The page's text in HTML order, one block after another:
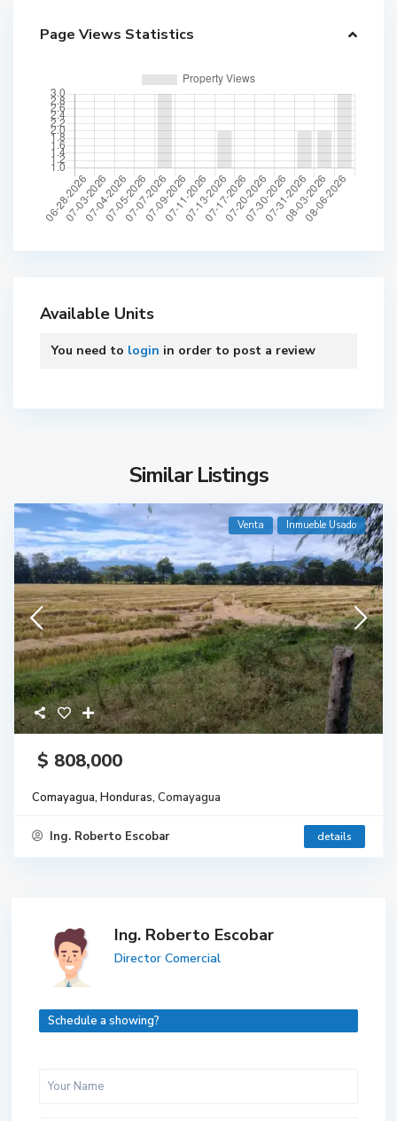
Page Views Statistics
Available Units
You need to login in order to post a review
Similar Listings
Venta Inmueble Usado
$ 808,000
Comayagua, Honduras, Comayagua
Ing. Roberto Escobar details
Ing. Roberto Escobar
Director Comercial
Schedule a showing?